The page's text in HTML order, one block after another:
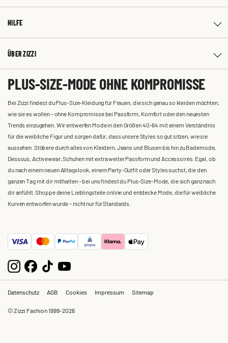
HILFE
ÜBER ZIZZI
PLUS-SIZE-MODE OHNE KOMPROMISSE
Bei Zizzi findest du Plus-Size-Kleidung für Frauen, die sich genau so kleiden möchten,
wie sie es wollen – ohne Kompromisse bei Passform, Komfort oder den neuesten
Trends einzugehen. Wir entwerfen Mode in den Größen 40-64 mit einem Verständnis
für die weibliche Figur und sorgen dafür, dass unsere Styles so gut sitzen, wie sie
aussehen. Stöbere durch alles von Kleidern, Jeans und Blusen bis hin zu Bademode,
Dessous, Activewear, Schuhen mit extra weiter Passform und Accessoires. Egal, ob
du nach einem neuen Alltagslook, einem Party-Outfit oder Styles suchst, die den
ganzen Tag mit dir mithalten – bei uns findest du Plus-Size-Mode, die sich ganz nach
dir anfühlt. Shoppe deine Lieblingsteile online und entdecke Mode, die für weibliche
Kurven entworfen wurde – nicht nur für Standards.
Datenschutz AGB Cookies Impressum Sitemap
© Zizzi Fashion 1999-2026